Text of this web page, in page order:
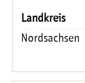
Nordsachsen